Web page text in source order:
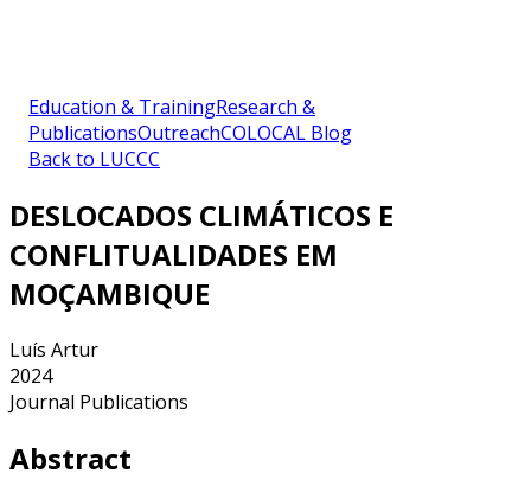
Education & TrainingResearch &
PublicationsOutreachCOLOCAL Blog
Back to LUCCC
DESLOCADOS CLIMÁTICOS E
CONFLITUALIDADES EM
MOÇAMBIQUE
Luís Artur
2024
Journal Publications
Abstract